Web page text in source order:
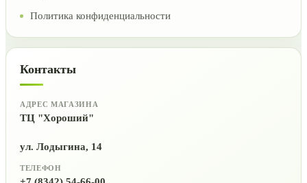
Политика конфиденциальности
Контакты
АДРЕС МАГАЗИНА
ТЦ "Хороший"
ул. Лодыгина, 14
ТЕЛЕФОН